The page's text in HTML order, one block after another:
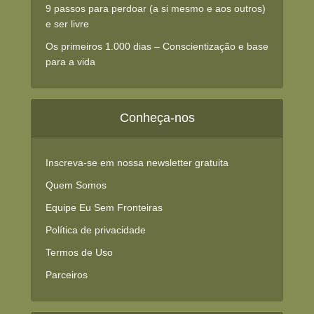
9 passos para perdoar (a si mesmo e aos outros)
e ser livre
Os primeiros 1.000 dias – Conscientização e base
para a vida
Conheça-nos
Inscreva-se em nossa newsletter gratuita
Quem Somos
Equipe Eu Sem Fronteiras
Política de privacidade
Termos de Uso
Parceiros